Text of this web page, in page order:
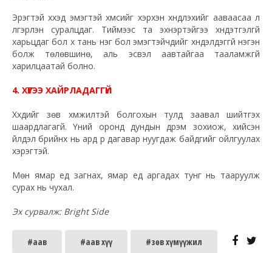
Эрэгтэй хүүхэд эмэгтэй хүмүүсийг хэрхэн хүндлэхийг ааваасаа л
үлгэрлэн суралцдаг. Тиймээс та эхнэртэйгээ хүндэтгэлгүй
харьцдаг бол хүү тань нэг бол эмэгтэйчүүдийг хүндэлдэггүй нэгэн
болж төлөвшинө, аль эсвэл аавтайгаа тааламжгүй
харилцаатай болно.
4. ХҮҮГЭЭ ХАЙРЛАДАГГҮЙ
Хүүхдийг зөв хүмүүжилтэй болгохын тулд заавал шийтгэх
шаардлагагүй. Үүний оронд дундын дүрэм зохиож, хийсэн
үйлдэл бүрийнх нь ард үр дагавар нуугдаж байдгийг ойлгуулах
хэрэгтэй.
Мөн ямар үед загнах, ямар үед аргадах тунг нь тааруулж
сурах нь чухал.
Эх сурвалж: Bright Side
#аав #аав хүү #зөв хүмүүжил